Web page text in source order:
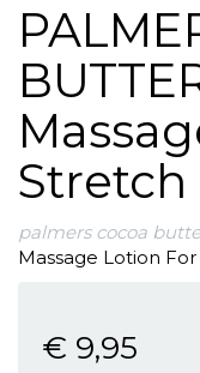
Stretch
palmers cocoa
Massage Lotion
€ 9,95